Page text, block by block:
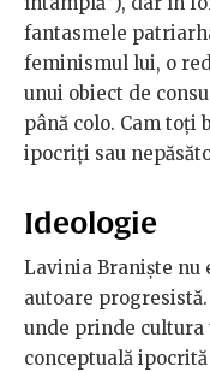
fantasmele
feminismul lui, o
unui obiect de
până colo. Cam toți
ipocriți sau
Ideologie
Lavinia Braniște nu
autoare
unde prinde cultura
conceptuală